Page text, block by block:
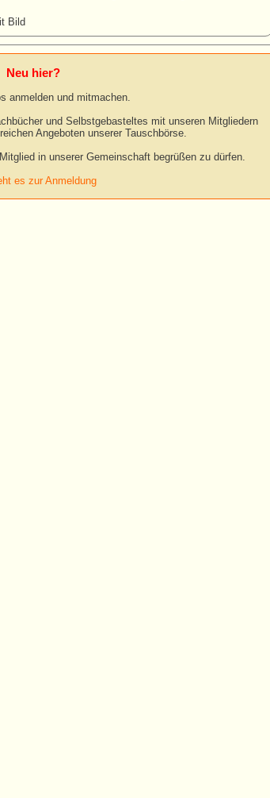
Bild
Neu hier?
anmelden und mitmachen.
und Selbstgebasteltes mit unseren Mitgliedern
Angeboten unserer Tauschbörse.
in unserer Gemeinschaft begrüßen zu dürfen.
es zur Anmeldung